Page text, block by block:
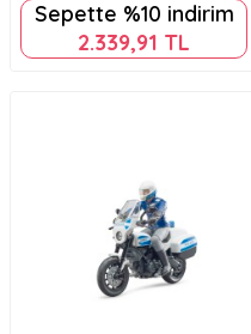
Sepette %10 indirim
2.339,91 TL